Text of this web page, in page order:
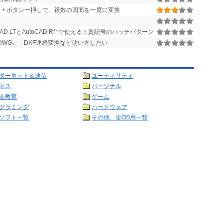
ボタン一押しで、複数の図面を一度に変換
LTとAutoCAD R**で使える土質記号のハッチパターン
連続変換など使い方しだい
ーネット＆通信
ユーティリティ
ス
パーソナル
教育
ゲーム
ラミング
ハードウェア
フト一覧 その他、全OS用一覧